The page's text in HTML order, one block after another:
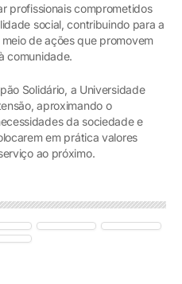
profissionais comprometidos
social, contribuindo para a
de ações que promovem
comunidade.
Solidário, a Universidade
aproximando o
da sociedade e
em prática valores
ao próximo.